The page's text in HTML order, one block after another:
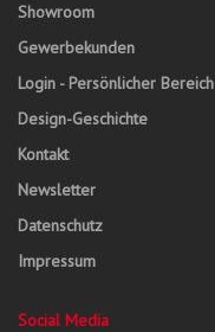
Showroom
Gewerbekunden
Login - Persönlicher Bereich
Design-Geschichte
Kontakt
Newsletter
Datenschutz
Impressum
Social Media